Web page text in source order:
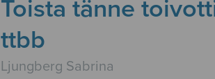
Toista tänne
ttbb
Ljungberg Sabrina